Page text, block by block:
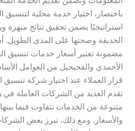
باختصار، اختيار خدمة محلية لتنسيق
استراتيجيًا يضمن تحقيق نتائج
الحديقة وصحتها على المدى الطويل.
مضمونة تعتبر أسعار خدمات تنسيق
الأحمدي والفحيحيل من العوامل
قرار العملاء عند اختيار شركة تنسيق
تقدم العديد من الشركات العاملة
متنوعة من الخدمات تتفاوت فيما
والأسعار. ومع ذلك، تبرز بعض